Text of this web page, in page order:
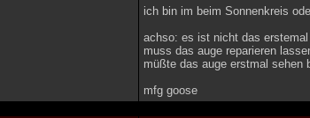
ich bin im beim Sonnenkreis
achso: es ist nicht das
muss das auge reparieren
müßte das auge erstmal sehen
mfg goose